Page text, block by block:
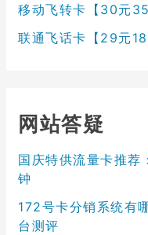
移动飞转卡【30元
联通飞话卡【29元
网站答疑
国庆特供流量卡推
钟
172号卡分销系统有
台测评